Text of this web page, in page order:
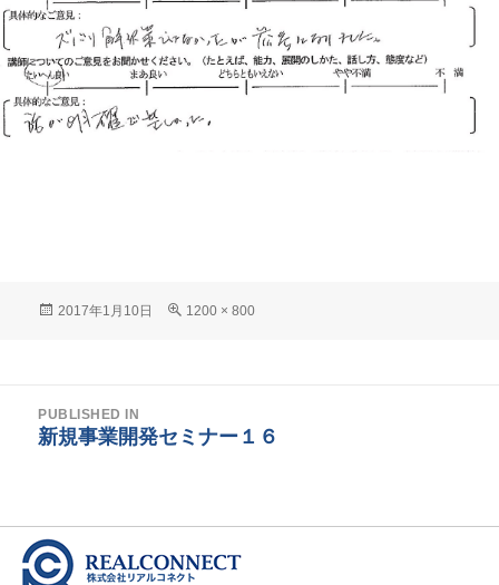
Posted
2017年1月10日
Full
1200 × 800
ゲ
ー
PUBLISHED IN
新規事業開発セミナー１６